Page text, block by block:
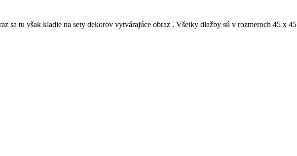
sa tu však kladie na sety dekorov vytvárajúce obraz . Všetky dlažby sú v rozmeroch 45 x